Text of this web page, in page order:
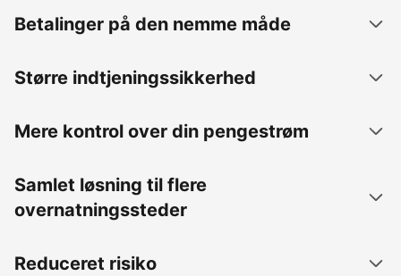
Betalinger på den nemme måde
Større indtjeningssikkerhed
Mere kontrol over din pengestrøm
Samlet løsning til flere
overnatningssteder
Reduceret risiko